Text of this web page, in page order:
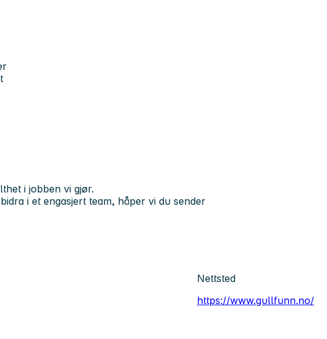
i jobben vi gjør.
i et engasjert team, håper vi du sender
Nettsted
https://www.gullfunn.no/